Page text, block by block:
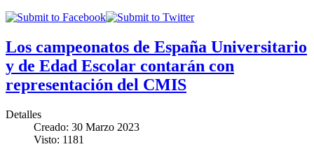
Los campeonatos de España Universitario
y de Edad Escolar contarán con
representación del CMIS
Detalles
Creado: 30 Marzo 2023
Visto: 1181